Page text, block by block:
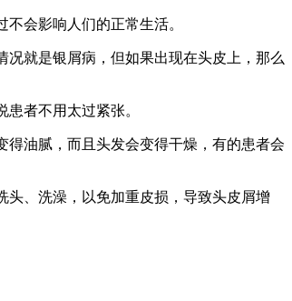
会影响人们的正常生活。
就是银屑病，但如果出现在头皮上，那么
者不用太过紧张。
油腻，而且头发会变得干燥，有的患者会
、洗澡，以免加重皮损，导致头皮屑增